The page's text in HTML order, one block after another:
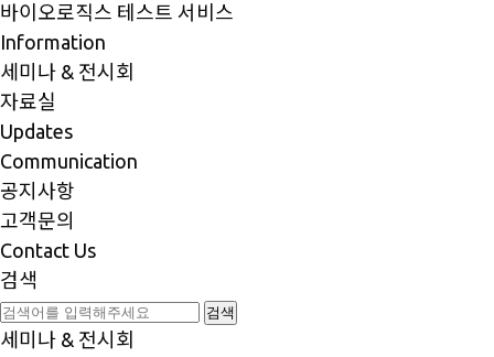
바이오로직스 테스트 서비스
Information
세미나 & 전시회
자료실
Updates
Communication
공지사항
고객문의
Contact Us
검색
세미나 & 전시회